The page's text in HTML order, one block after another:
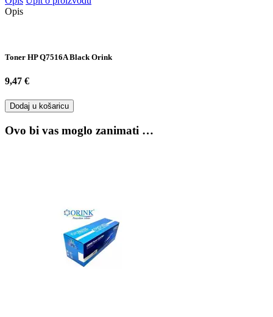
Opis
Toner HP Q7516A Black Orink
9,47 €
Dodaj u košaricu
Ovo bi vas moglo zanimati …